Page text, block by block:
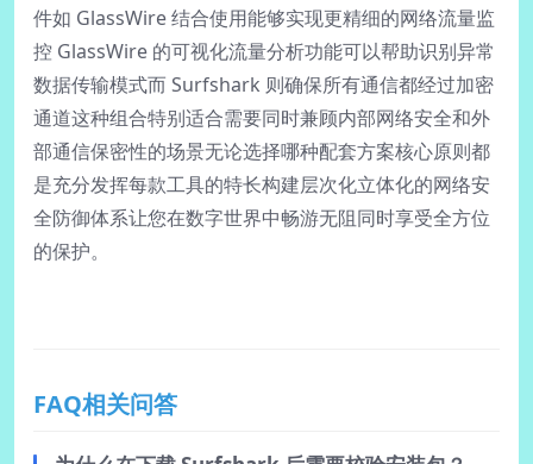
件如 GlassWire 结合使用能够实现更精细的网络流量监
控 GlassWire 的可视化流量分析功能可以帮助识别异常
数据传输模式而 Surfshark 则确保所有通信都经过加密
通道这种组合特别适合需要同时兼顾内部网络安全和外
部通信保密性的场景无论选择哪种配套方案核心原则都
是充分发挥每款工具的特长构建层次化立体化的网络安
全防御体系让您在数字世界中畅游无阻同时享受全方位
的保护。
FAQ相关问答